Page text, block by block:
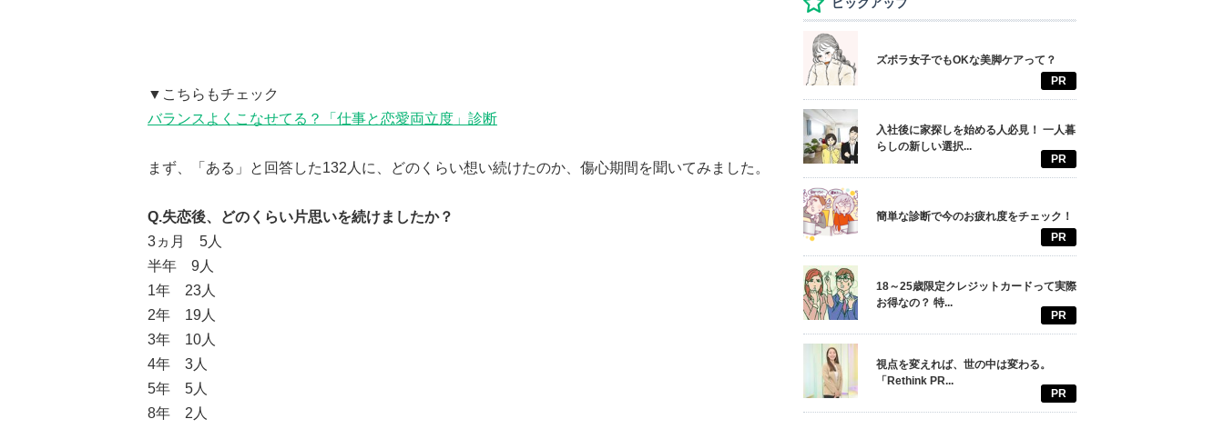
▼こちらもチェック
バランスよくこなせてる？「仕事と恋愛両立度」診断
まず、「ある」と回答した132人に、どのくらい想い続けたのか、傷心期間を聞いてみました。
Q.失恋後、どのくらい片思いを続けましたか？
3ヵ月 5人
半年 9人
1年 23人
2年 19人
3年 10人
4年 3人
5年 5人
8年 2人
ズボラ女子でもOKな美脚ケアって？
PR
入社後に家探しを始める人必見！ 一人暮
らしの新しい選択...
PR
簡単な診断で今のお疲れ度をチェック！
PR
18～25歳限定クレジットカードって実際
お得なの？ 特...
PR
視点を変えれば、世の中は変わる。
「Rethink PR...
PR